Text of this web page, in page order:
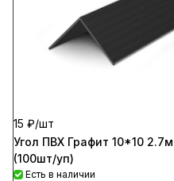
15 ₽/шт
Угол ПВХ Графит 10*10 2.7м
(100шт/уп)
Есть в наличии